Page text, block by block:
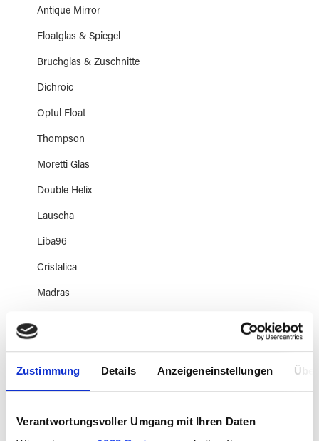
Zustimmung Details Anzeigeneinstellungen
Verantwortungsvoller Umgang mit Ihren Daten
Antique Mirror
Floatglas & Spiegel
Bruchglas & Zuschnitte
Dichroic
Optul Float
Thompson
Moretti Glas
Double Helix
Lauscha
Liba96
Cristalica
Madras
Spezialglas
Abschnitte 20x30 cm